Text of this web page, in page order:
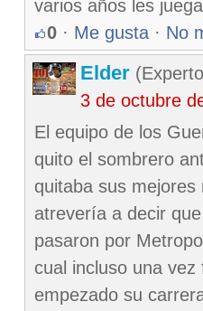
varios años les
0 · Me gusta · No
Elder
3 de octubre
El equipo de los
quito el sombrero
quitaba sus
atrevería a decir
pasaron por
cual incluso una
empezado su